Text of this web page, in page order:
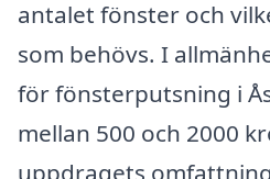
antalet fönster och
som behövs. I
för fönsterputsning i
mellan 500 och 2000
uppdragets